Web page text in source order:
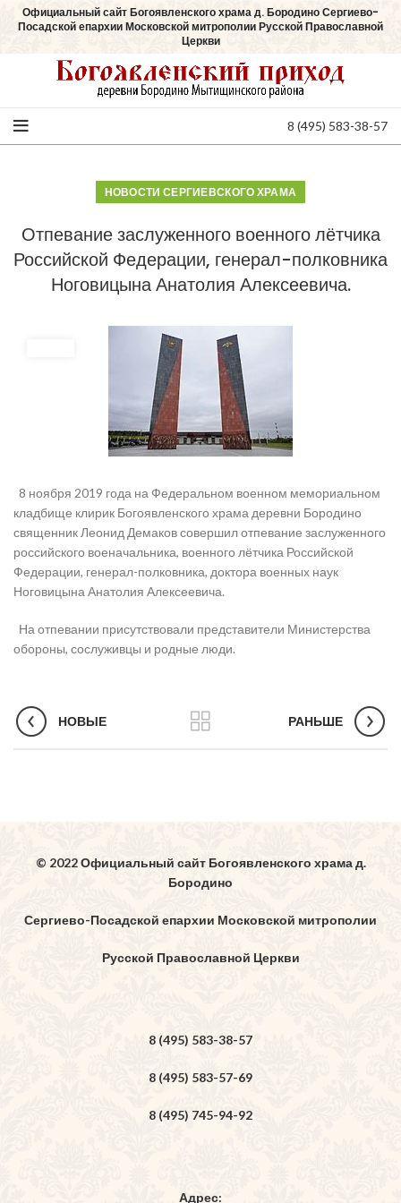
Официальный сайт Богоявленского храма д. Бородино Сергиево-
Посадской епархии Московской митрополии Русской Православной
Церкви
8 (495) 583-38-57
НОВОСТИ СЕРГИЕВСКОГО ХРАМА
Отпевание заслуженного военного лётчика
Российской Федерации, генерал-полковника
Ноговицына Анатолия Алексеевича.
8 ноября 2019 года на Федеральном военном мемориальном
кладбище клирик Богоявленского храма деревни Бородино
священник Леонид Демаков совершил отпевание заслуженного
российского военачальника, военного лётчика Российской
Федерации, генерал-полковника, доктора военных наук
Ноговицына Анатолия Алексеевича.
На отпевании присутствовали представители Министерства
обороны, сослуживцы и родные люди.
НОВЫЕ РАНЬШЕ
© 2022 Официальный сайт Богоявленского храма д.
Бородино
Сергиево-Посадской епархии Московской митрополии
Русской Православной Церкви
8 (495) 583-38-57
8 (495) 583-57-69
8 (495) 745-94-92
Адрес: